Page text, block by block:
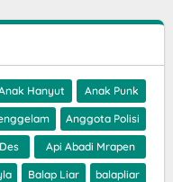
Hanyut Anak Punk
Anggota Polisi
Api Abadi Mrapen
Balap Liar balapliar